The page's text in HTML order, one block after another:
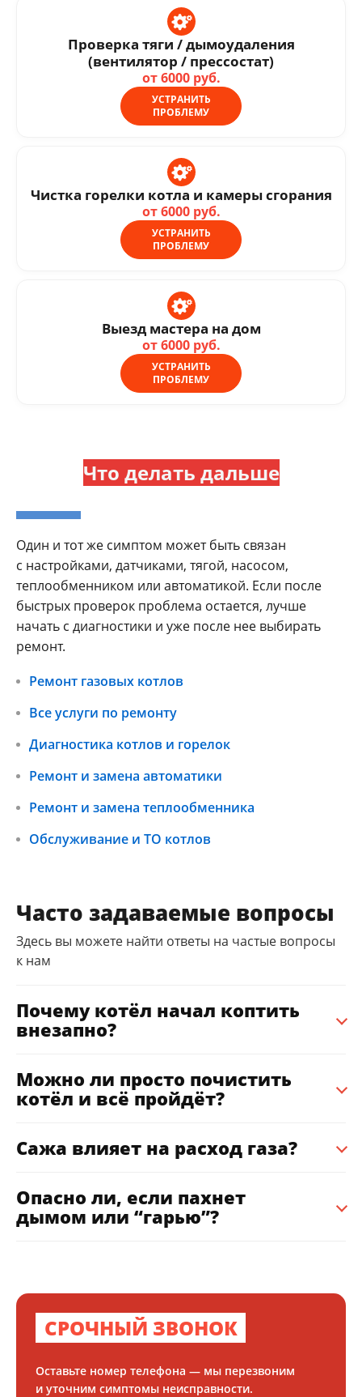
Проверка тяги / дымоудаления
(вентилятор / прессостат)
от 6000 руб.
УСТРАНИТЬ
ПРОБЛЕМУ
Чистка горелки котла и камеры сгорания
от 6000 руб.
УСТРАНИТЬ
ПРОБЛЕМУ
Выезд мастера на дом
от 6000 руб.
УСТРАНИТЬ
ПРОБЛЕМУ
Что делать дальше
Один и тот же симптом может быть связан
с настройками, датчиками, тягой, насосом,
теплообменником или автоматикой. Если после
быстрых проверок проблема остается, лучше
начать с диагностики и уже после нее выбирать
ремонт.
Ремонт газовых котлов
Все услуги по ремонту
Диагностика котлов и горелок
Ремонт и замена автоматики
Ремонт и замена теплообменника
Обслуживание и ТО котлов
Часто задаваемые вопросы
Здесь вы можете найти ответы на частые вопросы
к нам
Почему котёл начал коптить
внезапно?
Можно ли просто почистить
котёл и всё пройдёт?
Сажа влияет на расход газа?
Опасно ли, если пахнет
дымом или “гарью”?
СРОЧНЫЙ ЗВОНОК
Оставьте номер телефона — мы перезвоним
и уточним симптомы неисправности.